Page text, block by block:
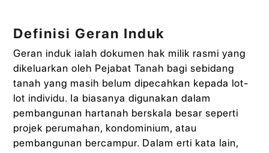
Definisi Geran Induk
Geran induk ialah dokumen hak milik rasmi yang
dikeluarkan oleh Pejabat Tanah bagi sebidang
tanah yang masih belum dipecahkan kepada lot-
lot individu. Ia biasanya digunakan dalam
pembangunan hartanah berskala besar seperti
projek perumahan, kondominium, atau
pembangunan bercampur. Dalam erti kata lain,